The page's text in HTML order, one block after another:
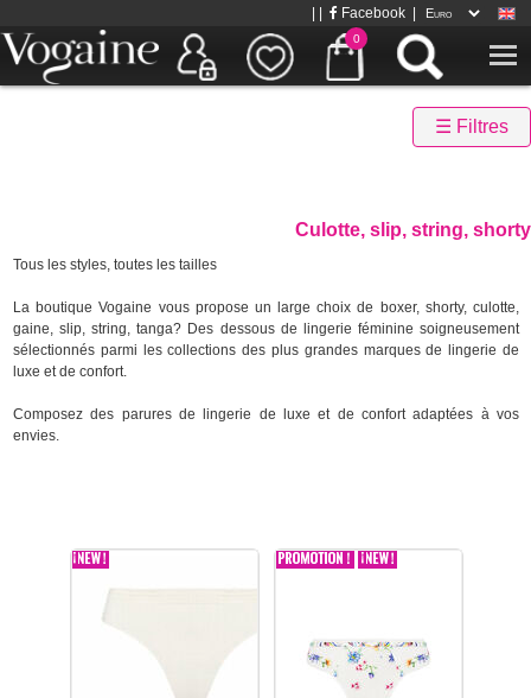
0
Facebook
☰ Filtres
Culotte, slip, string, shorty
Tous les styles, toutes les tailles
La boutique Vogaine vous propose un large choix de boxer, shorty, culotte,
gaine, slip, string, tanga? Des dessous de lingerie féminine soigneusement
sélectionnés parmi les collections des plus grandes marques de lingerie de
luxe et de confort.
Composez des parures de lingerie de luxe et de confort adaptées à vos
envies.